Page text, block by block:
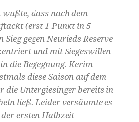
wußte, dass nach dem
(erst 1 Punkt in 5
Sieg gegen Neurieds Reserve
und mit Siegeswillen
die Begegnung. Kerim
diese Saison auf dem
die Untergiesinger bereits in
ließ. Leider versäumte es
ersten Halbzeit